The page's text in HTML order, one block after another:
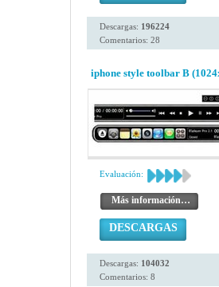
Descargas: 196224
Comentarios: 28
iphone style toolbar B
Evaluación:
Más información…
DESCARGAS
Descargas: 104032
Comentarios: 8